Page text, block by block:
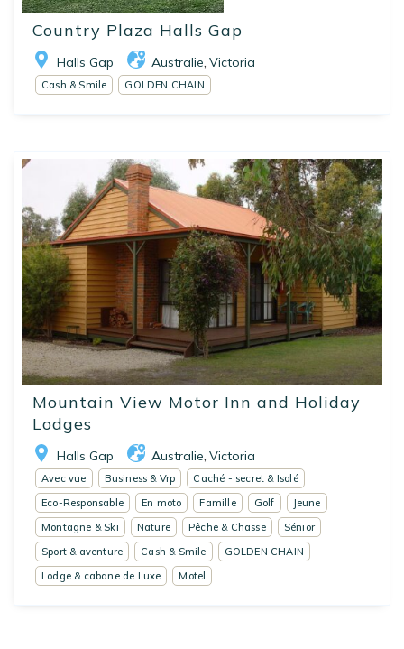
Country Plaza Halls Gap
Halls Gap Australie Victoria
Cash & Smile GOLDEN CHAIN
Mountain View Motor Inn and Holiday
Lodges
Halls Gap Australie Victoria
Avec vue Business & Vrp
Caché - secret & Isolé
Eco-Responsable
En moto Famille Golf
Jeune
Montagne & Ski
Nature Pêche & Chasse
Sénior
Sport & aventure
Cash & Smile
GOLDEN CHAIN
Lodge & cabane de Luxe
Motel